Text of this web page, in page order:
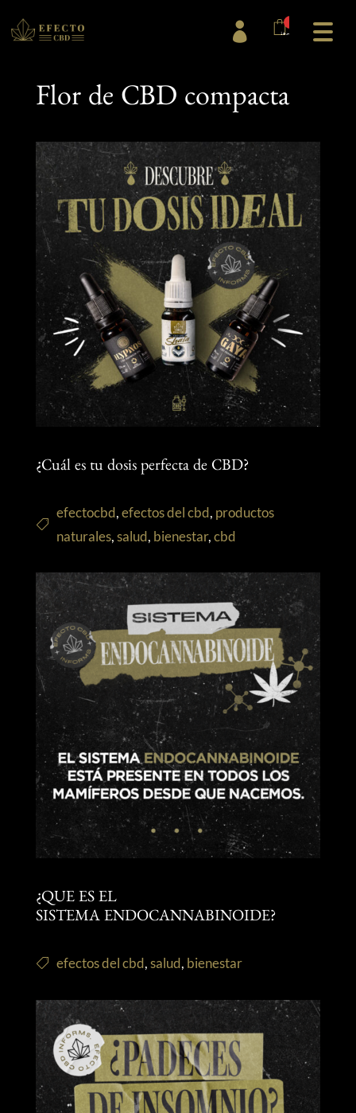
items

Flor de CBD compacta
¿Cuál es tu dosis perfecta de CBD?
efectocbd,efectos del cbd, productos
naturales,salud, bienestar,cbd
¿QUE ES EL
SISTEMA ENDOCANNABINOIDE?
efectos del cbd,salud, bienestar